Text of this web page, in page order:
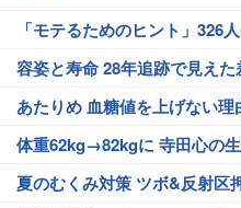
「モテるためのヒント」326
容姿と寿命 28年追跡で見えた
あたりめ 血糖値を上げない理
体重62kg→82kgに 寺田心の
夏のむくみ対策 ツボ&反射区